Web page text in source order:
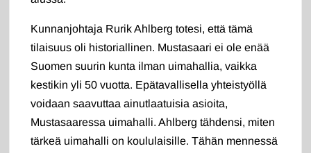
Kunnanjohtaja Rurik Ahlberg totesi, että tämä
tilaisuus oli historiallinen. Mustasaari ei ole enää
Suomen suurin kunta ilman uimahallia, vaikka
kestikin yli 50 vuotta. Epätavallisella yhteistyöllä
voidaan saavuttaa ainutlaatuisia asioita,
Mustasaaressa uimahalli. Ahlberg tähdensi, miten
tärkeä uimahalli on koululaisille. Tähän mennessä